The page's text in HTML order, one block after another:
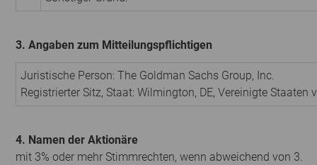
3. Angaben zum Mitteilungspflichtigen
Juristische Person: The Goldman Sachs Group, Inc.
Registrierter Sitz, Staat: Wilmington, DE, Vereinigte Staaten
4. Namen der Aktionäre
mit 3% oder mehr Stimmrechten, wenn abweichend von 3.